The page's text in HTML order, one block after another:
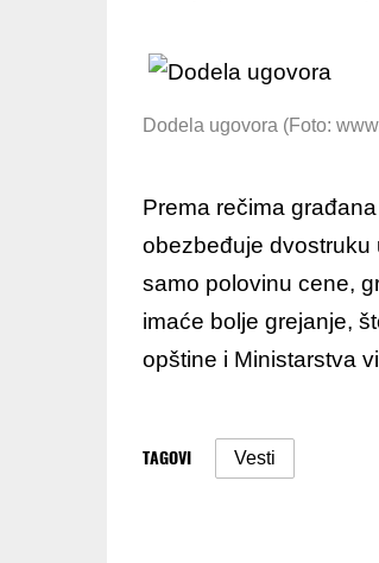
Dodela ugovora (Foto:
Prema rečima
obezbeđuje dvostruku
samo polovinu cene,
imaće bolje grejanje,
opštine i Ministarstva
TAGOVI Vesti